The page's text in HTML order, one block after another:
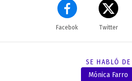
Facebok Twitter
SE HABLÓ DE
Mónica Farro